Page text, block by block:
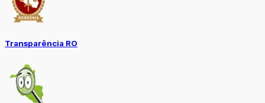
Transparência RO